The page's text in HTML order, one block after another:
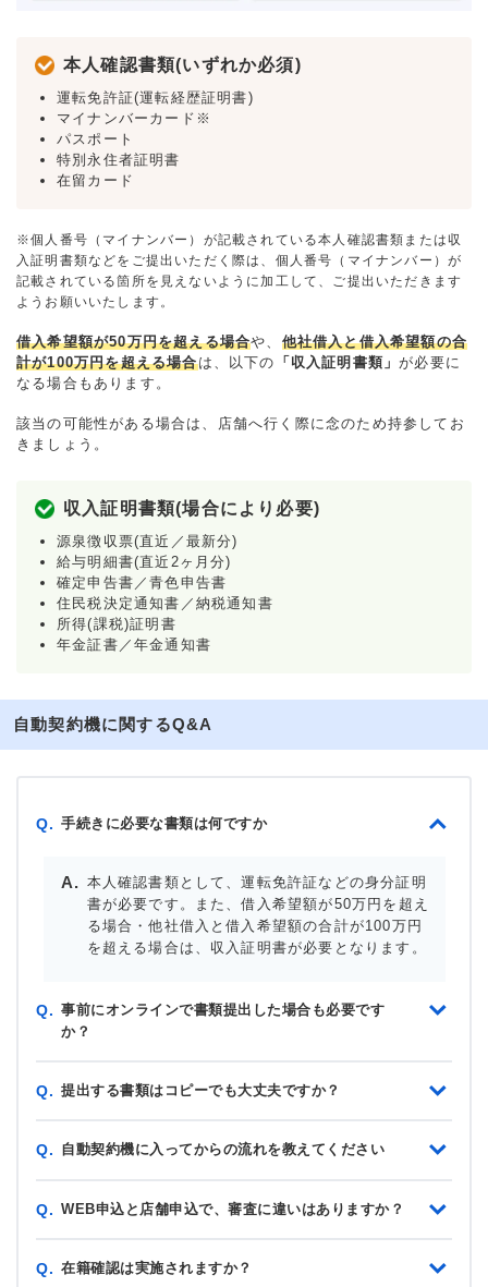
本人確認書類(いずれか必須)
運転免許証(運転経歴証明書)
マイナンバーカード※
パスポート
特別永住者証明書
在留カード
※個人番号（マイナンバー）が記載されている本人確認書類または収
入証明書類などをご提出いただく際は、個人番号（マイナンバー）が
記載されている箇所を見えないように加工して、ご提出いただきます
ようお願いいたします。
借入希望額が50万円を超える場合や、 他社借入と借入希望額の合
計が100万円を超える場合は、以下の 「収入証明書類」が必要に
なる場合もあります。
該当の可能性がある場合は、店舗へ行く際に念のため持参してお
きましょう。
収入証明書類(場合により必要)
源泉徴収票(直近／最新分)
給与明細書(直近2ヶ月分)
確定申告書／青色申告書
住民税決定通知書／納税通知書
所得(課税)証明書
年金証書／年金通知書
自動契約機に関するQ&A
Q. 手続きに必要な書類は何ですか
本人確認書類として、運転免許証などの身分証明
書が必要です。また、借入希望額が50万円を超え
る場合・他社借入と借入希望額の合計が100万円
を超える場合は、収入証明書が必要となります。
Q. 事前にオンラインで書類提出した場合も必要です
か？
Q. 提出する書類はコピーでも大丈夫ですか？
Q. 自動契約機に入ってからの流れを教えてください
Q. WEB申込と店舗申込で、審査に違いはありますか？
Q. 在籍確認は実施されますか？